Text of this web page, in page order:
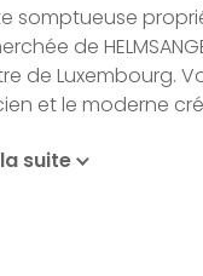
somptueuse
de
de Luxembourg.
et le moderne
sur un terrain de
suite